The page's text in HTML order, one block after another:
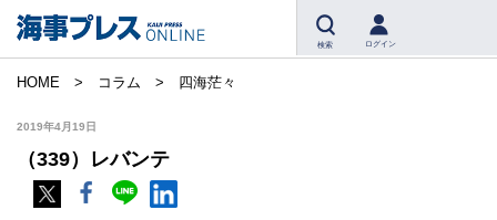
検索 ログイン
HOME コラム 四海茫々
2019年4月19日
（339）レバンテ